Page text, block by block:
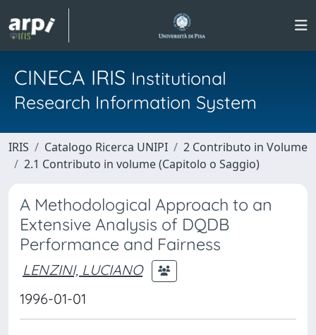
CINECA IRIS Institutional
Research Information System
IRIS Catalogo Ricerca UNIPI
2 Contributo in Volume
2.1 Contributo in volume (Capitolo o Saggio)
A Methodological Approach to an
Extensive Analysis of DQDB
Performance and Fairness
LENZINI, LUCIANO
1996-01-01